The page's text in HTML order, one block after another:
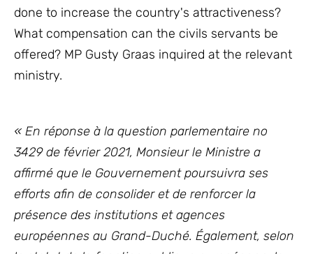
done to increase the country's attractiveness?
What compensation can the civils servants be
offered? MP Gusty Graas inquired at the relevant
ministry.
« En réponse à la question parlementaire no
3429 de février 2021, Monsieur le Ministre a
affirmé que le Gouvernement poursuivra ses
efforts afin de consolider et de renforcer la
présence des institutions et agences
européennes au Grand-Duché. Également, selon